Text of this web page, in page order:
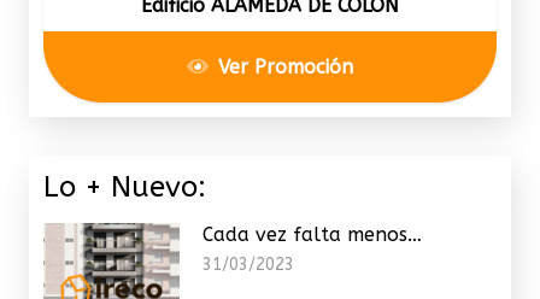
Edificio ALAMEDA DE COLÓN
Ver Promoción
Lo + Nuevo:
Cada vez falta menos…
31/03/2023